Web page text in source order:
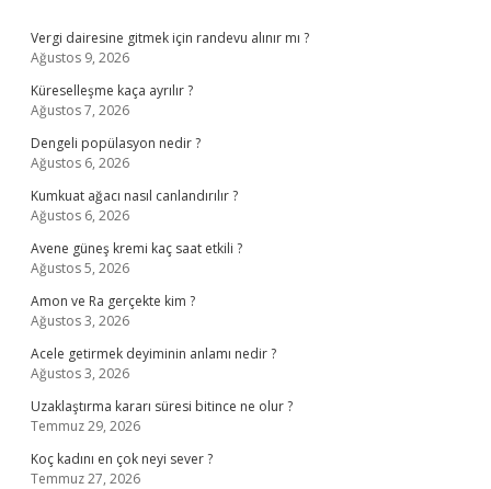
Vergi dairesine gitmek için randevu alınır mı ?
Ağustos 9, 2026
Küreselleşme kaça ayrılır ?
Ağustos 7, 2026
Dengeli popülasyon nedir ?
Ağustos 6, 2026
Kumkuat ağacı nasıl canlandırılır ?
Ağustos 6, 2026
Avene güneş kremi kaç saat etkili ?
Ağustos 5, 2026
Amon ve Ra gerçekte kim ?
Ağustos 3, 2026
Acele getirmek deyiminin anlamı nedir ?
Ağustos 3, 2026
Uzaklaştırma kararı süresi bitince ne olur ?
Temmuz 29, 2026
Koç kadını en çok neyi sever ?
Temmuz 27, 2026